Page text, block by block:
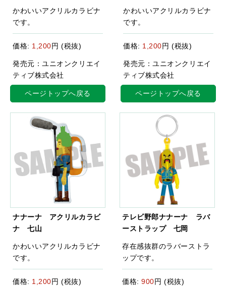
かわいいアクリルカラビナ
です。
価格: 1,200円 (税抜)
発売元：ユニオンクリエイ
ティブ株式会社
ページトップへ戻る
かわいいアクリルカラビナ
です。
価格: 1,200円 (税抜)
発売元：ユニオンクリエイ
ティブ株式会社
ページトップへ戻る
ナナーナ アクリルカラビ
ナ 七山
かわいいアクリルカラビナ
です。
価格: 1,200円 (税抜)
テレビ野郎ナナーナ ラバ
ーストラップ 七岡
存在感抜群のラバーストラ
ップです。
価格:900円 (税抜)